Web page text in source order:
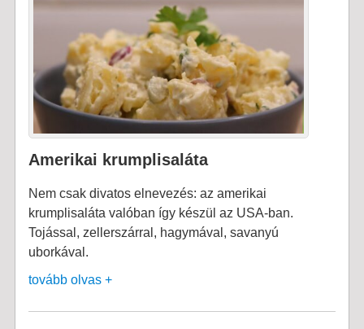
Amerikai krumplisaláta
Nem csak divatos elnevezés: az amerikai
krumplisaláta valóban így készül az USA-ban.
Tojással, zellerszárral, hagymával, savanyú
uborkával.
tovább olvas +